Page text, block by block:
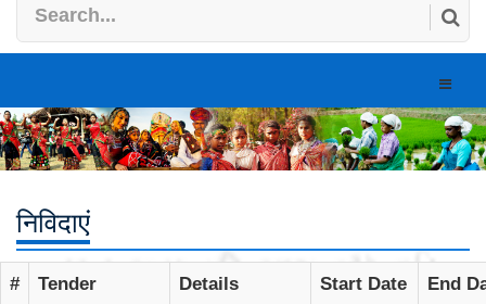
Toggle
निविदाएं
# Tender Details Start Date End